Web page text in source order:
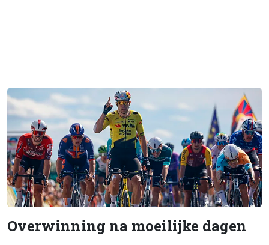
Overwinning na moeilijke dagen